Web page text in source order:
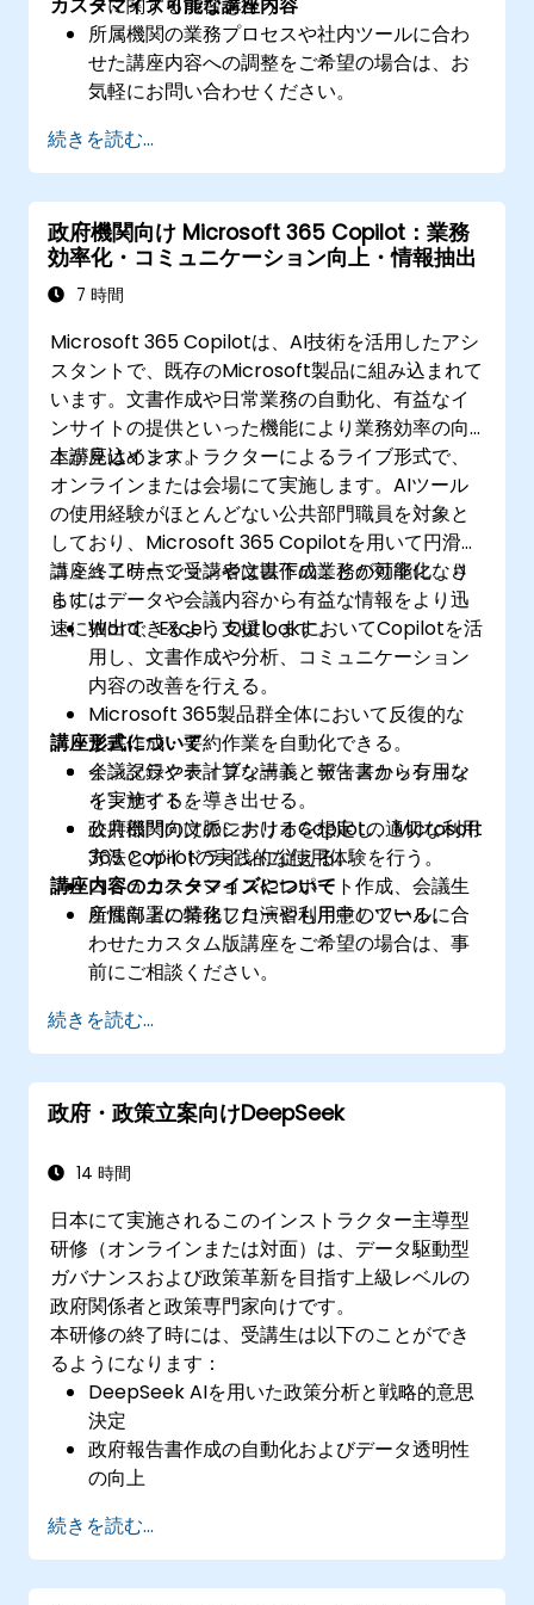
所属機関の業務プロセスや社内ツールに合わ
せた講座内容への調整をご希望の場合は、お
気軽にお問い合わせください。
続きを読む...
政府機関向け Microsoft 365 Copilot：業務
効率化・コミュニケーション向上・情報抽出
7 時間
Microsoft 365 Copilotは、AI技術を活用したアシ
スタントで、既存のMicrosoft製品に組み込まれて
います。文書作成や日常業務の自動化、有益なイ
ンサイトの提供といった機能により業務効率の向
上が見込めます。
本講座はインストラクターによるライブ形式で、
オンラインまたは会場にて実施します。AIツール
の使用経験がほとんどない公共部門職員を対象と
しており、Microsoft 365 Copilotを用いて円滑な
コミュニケーションや文書作成業務の効率化、さ
らにはデータや会議内容から有益な情報をより迅
速に抽出できるよう支援します。
講座終了時点で受講者は以下のことが可能になり
ます：
Word、Excel、OutlookにおいてCopilotを活
用し、文書作成や分析、コミュニケーション
内容の改善を行える。
Microsoft 365製品群全体において反復的な
文書作成・要約作業を自動化できる。
会議記録や表計算シート、報告書から有用な
インサイトを導き出せる。
公共部門の文脈におけるCopilotの適切な利用
方法とガイドラインに従える。
講座形式について
インタラクティブな講義とディスカッション
を実施する。
政府機関向けのシナリオを想定し、Microsoft
365 Copilotの実践的な使用体験を行う。
コミュニケーションやレポート作成、会議生
産性向上に特化した演習も用意している。
講座内容のカスタマイズについて
所属部署の業務フローや利用中のツールに合
わせたカスタム版講座をご希望の場合は、事
前にご相談ください。
続きを読む...
政府・政策立案向けDeepSeek
14 時間
日本にて実施されるこのインストラクター主導型
研修（オンラインまたは対面）は、データ駆動型
ガバナンスおよび政策革新を目指す上級レベルの
政府関係者と政策専門家向けです。
本研修の終了時には、受講生は以下のことができ
るようになります：
DeepSeek AIを用いた政策分析と戦略的意思
決定
政府報告書作成の自動化およびデータ透明性
の向上
ョンに活かす
AI駆動型ソリューションによる市民との関わ
り強化
続きを読む...